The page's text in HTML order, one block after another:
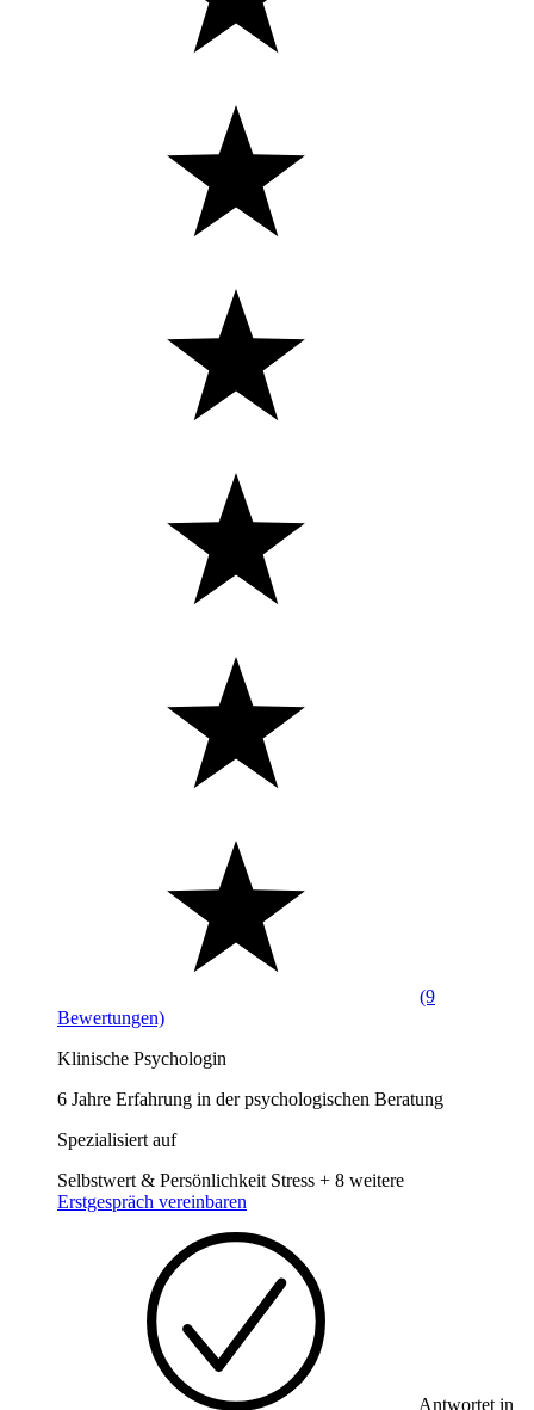
(9
Bewertungen)
Klinische Psychologin
6 Jahre Erfahrung in der psychologischen Beratung
Spezialisiert auf
Selbstwert & Persönlichkeit Stress + 8 weitere
Erstgespräch vereinbaren
Antwortet in